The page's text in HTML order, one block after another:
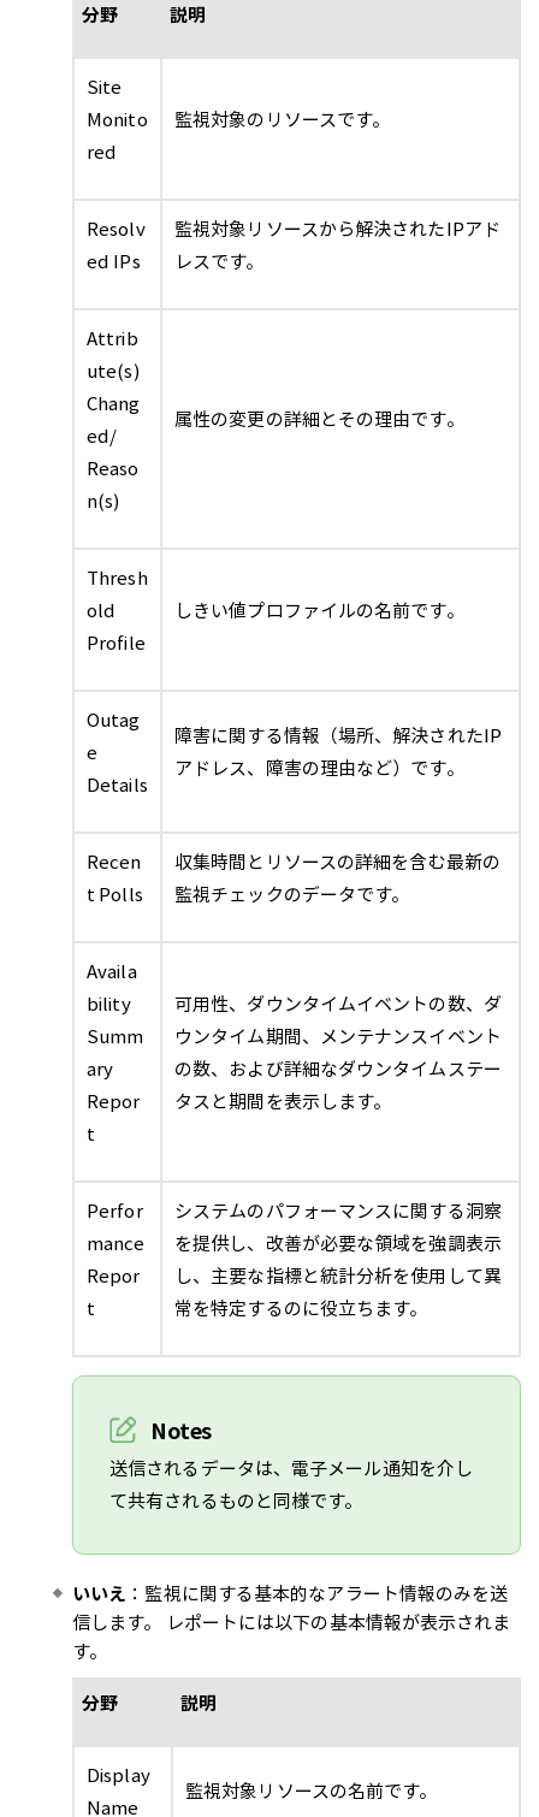
分野 説明
Site
Monito
red
監視対象のリソースです。
Resolv
ed IPs
監視対象リソースから解決されたIPアド
レスです。
Attrib
ute(s)
Chang
ed/
Reaso
n(s)
属性の変更の詳細とその理由です。
Thresh
old
Profile
しきい値プロファイルの名前です。
Outag
e
Details
障害に関する情報（場所、解決されたIP
アドレス、障害の理由など）です。
Recen
t Polls
収集時間とリソースの詳細を含む最新の
監視チェックのデータです。
Availa
bility
Summ
ary
Repor
t
可用性、ダウンタイムイベントの数、ダ
ウンタイム期間、メンテナンスイベント
の数、および詳細なダウンタイムステー
タスと期間を表示します。
Perfor
mance
Repor
t
システムのパフォーマンスに関する洞察
を提供し、改善が必要な領域を強調表示
し、主要な指標と統計分析を使用して異
常を特定するのに役立ちます。
Notes
送信されるデータは、電子メール通知を介し
て共有されるものと同様です。
いいえ ：監視に関する基本的なアラート情報のみを送
信します。 レポートには以下の基本情報が表示されま
す。
分野
説明
Display
Name
監視対象リソースの名前です。